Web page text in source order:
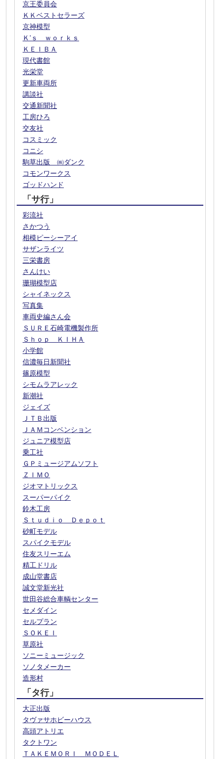
京王委員会
ＫＫベストセラーズ
京神模型
Ｋ’ｓ ｗｏｒｋｓ
ＫＥＩＢＡ
現代書館
光栄堂
更新車両所
講談社
交通新聞社
工房ひろ
交友社
コスミック
コニシ
駒草出版 ㈱ダンク
コモンワークス
ゴッドハンド
「サ行」
彩流社
さかつう
相模ピーシーアイ
サザンライツ
三栄書房
さんけい
珊瑚模型店
シャイネックス
写真集
車両史編さん会
ＳＵＲＥ石崎電機製作所
Ｓｈｏｐ ＫＩＨＡ
小学館
信濃毎日新聞社
篠原模型
シモムラアレック
新潮社
ジェイズ
ＪＴＢ出版
ＪＡＭコンベンション
ジュニア模型店
乗工社
ＧＰミュージアムソフト
ＺＩＭＯ
ジオマトリックス
スーパーパイク
鈴木工房
Ｓｔｕｄｉｏ Ｄｅｐｏｔ
砂町モデル
スパイクモデル
住友スリーエム
精工ドリル
成山堂書店
誠文堂新光社
世田谷総合車輌センター
セメダイン
セルプラン
ＳＯＫＥＩ
草原社
ソニーミュージック
ソノタメーカー
造形村
「タ行」
大正出版
タヴァサホビーハウス
高頭アトリエ
タクトワン
ＴＡＫＥＭＯＲＩ ＭＯＤＥＬ